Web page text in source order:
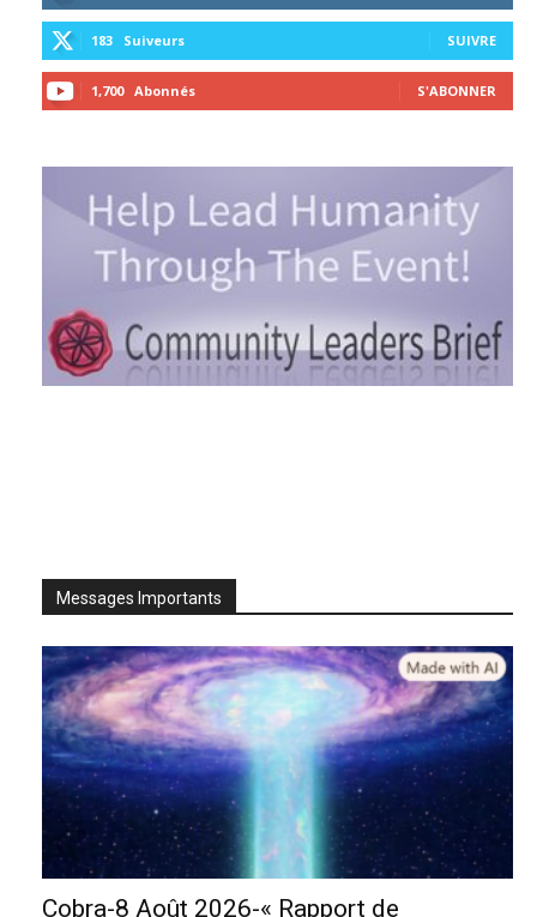
183 Suiveurs SUIVRE
1,700 Abonnés S'ABONNER
Messages Importants
Cobra-8 Août 2026-« Rapport de